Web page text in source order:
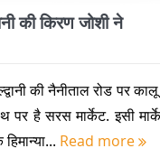
की किरण जोशी ने
की नैनीताल रोड पर
है सरस मार्केट. इसी
Read more